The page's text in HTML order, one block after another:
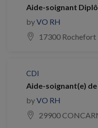
Aide-soignant
byVO RH
17300 Rochefort
CDI
Aide-soignant(e)
byVO RH
29900